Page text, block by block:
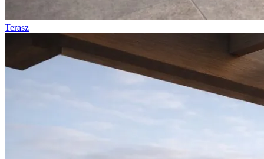
Terasz